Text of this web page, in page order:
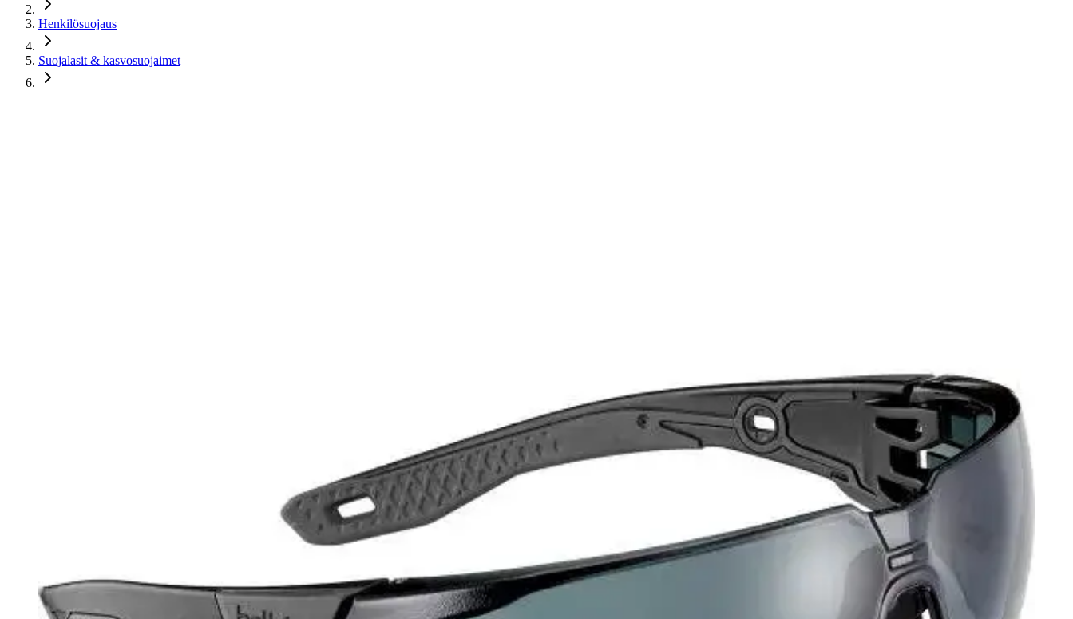
Henkilösuojaus
Suojalasit & kasvosuojaimet